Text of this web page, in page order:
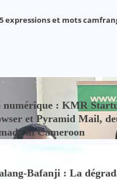
expressions et mots
numérique : KMR
et Pyramid Mail,
in Cameroon
Bafanji : La